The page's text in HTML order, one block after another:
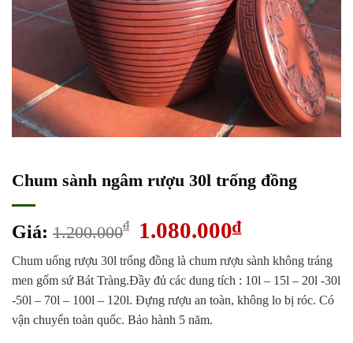
Chum sành ngâm rượu 30l trống đồng
Giá: 1.200.000₫
Giá
là:
1.200.000₫.
1.080.000₫Giá
tại
là:
1.080.000₫.
Chum uống rượu 30l trống đồng là chum rượu sành không tráng
men gốm sứ Bát Tràng.Đầy đủ các dung tích : 10l – 15l – 20l -30l
-50l – 70l – 100l – 120l. Đựng rượu an toàn, không lo bị róc. Có
vận chuyển toàn quốc. Bảo hành 5 năm.